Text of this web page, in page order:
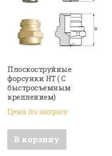
Плоскоструйные
форсунки HT ( С
быстросъемным
креплением)
Цена по запросу
В корзину